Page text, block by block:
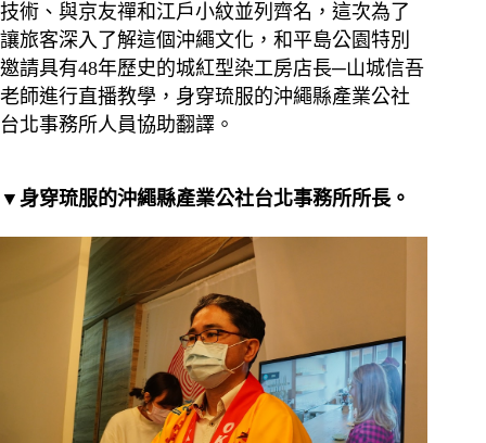
技術、與京友禪和江戶小紋並列齊名，這次為了
讓旅客深入了解這個沖繩文化，和平島公園特別
邀請具有48年歷史的城紅型染工房店長─山城信吾
老師進行直播教學，身穿琉服的沖繩縣產業公社
台北事務所人員協助翻譯。
▼身穿琉服的沖繩縣產業公社台北事務所所長。